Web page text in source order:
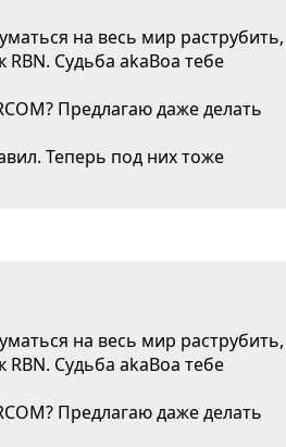
на весь мир раструбить,
Судьба akaBoa тебе
Предлагаю даже делать
Теперь под них тоже
на весь мир раструбить,
Судьба akaBoa тебе
Предлагаю даже делать